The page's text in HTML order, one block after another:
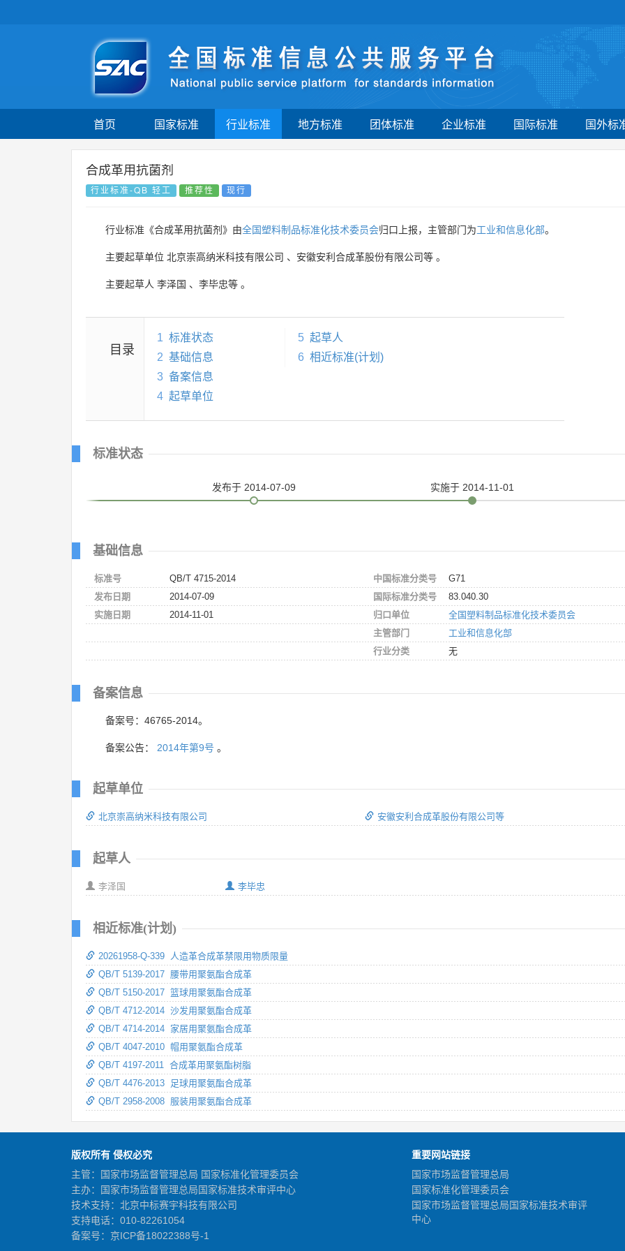
首页 国家标准 行业标准 地方标准 团体标准 企业标准 国际标准 国外标
合成革用抗菌剂
行业标准-QB 轻工 推荐性 现行
行业标准《合成革用抗菌剂》由全国塑料制品标准化技术委员会归口上报，主管部门为工业和信息化部。
主要起草单位 北京崇高纳米科技有限公司 、 安徽安利合成革股份有限公司等 。
主要起草人 李泽国 、 李毕忠等 。
目录
1 标准状态
2 基础信息
3 备案信息
4 起草单位
5 起草人
6 相近标准(计划)
标准状态
发布于 2014-07-09 实施于 2014-11-01
基础信息
标准号
QB/T 4715-2014
发布日期
2014-07-09
实施日期
2014-11-01
中国标准分类号
G71
国际标准分类号
83.040.30
归口单位
全国塑料制品标准化技术委员会
主管部门
工业和信息化部
行业分类
无
备案信息
备案号：46765-2014。
备案公告： 2014年第9号 。
起草单位
北京崇高纳米科技有限公司 安徽安利合成革股份有限公司等
起草人
李泽国 李毕忠
相近标准(计划)
20261958-Q-339 人造革合成革禁限用物质限量
QB/T 5139-2017 腰带用聚氨酯合成革
QB/T 5150-2017 篮球用聚氨酯合成革
QB/T 4712-2014 沙发用聚氨酯合成革
QB/T 4714-2014 家居用聚氨酯合成革
QB/T 4047-2010 帽用聚氨酯合成革
QB/T 4197-2011 合成革用聚氨酯树脂
QB/T 4476-2013 足球用聚氨酯合成革
QB/T 2958-2008 服装用聚氨酯合成革
版权所有 侵权必究
主管：国家市场监督管理总局 国家标准化管理委员会
主办：国家市场监督管理总局国家标准技术审评中心
技术支持：北京中标赛宇科技有限公司
支持电话：010-82261054
备案号： 京ICP备18022388号-1
重要网站链接
国家市场监督管理总局
国家标准化管理委员会
国家市场监督管理总局国家标准技术审评
中心